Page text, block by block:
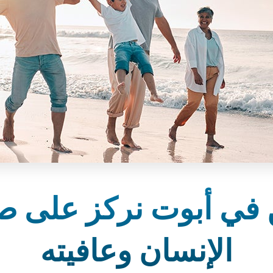
في أبوت نركز على
الإنسان وعافيته